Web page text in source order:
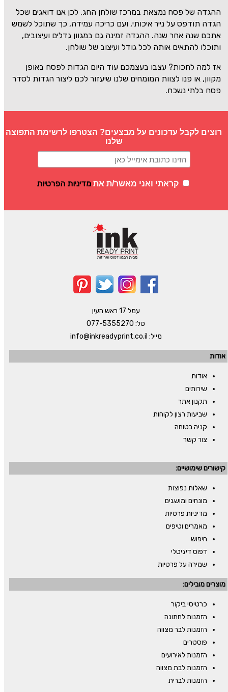
ההגדה של פסח נמצאת במרכז שולחן החג, לכן אנו דואגים שכל
הגדה תודפס על נייר איכותי, ועם כריכה עמידה, כך שתוכל לשמש
אתכם שנה אחר שנה. ההגדה זמינה גם במגוון גדלים ועיצובים,
ותוכלו להתאים אותה לכל גודל ועיצוב של שולחן.
אז למה לחכות? עצבו בעצמכם עוד היום הגדות לפסח באופן
מקוון, או פנו לצוות המומחים שלנו שיעזור לכם ליצור הגדות לסדר
פסח בלתי נשכח.
רוצים לקבל עדכונים על מבצעים? הצטרפו לרשימת התפוצה
שלנו
קראתי ואני מאשר/ת את מדיניות הפרטיות
עמל 17 ראש העין
טל: 077-5355270
מייל: info@inkreadyprint.co.il
אודות
אודות
שירותים
תקנון אתר
שביעות רצון לקוחות
קניה בטוחה
צור קשר
קישורים שימושיים:
שאלות נפוצות
מונחים ומושגים
מדיניות פרטיות
מאמרים וטיפים
חיפוש
דפוס דיגיטלי
שמירה על פרטיות
מוצרים מובילים:
כרטיסי ביקור
הזמנות לחתונה
הזמנות לבר מצווה
פוסטרים
הזמנות לאירועים
הזמנות לבת מצווה
הזמנות לברית